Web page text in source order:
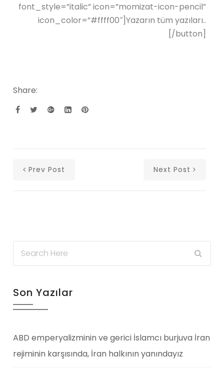
font_style=”italic” icon=”momizat-icon-pencil”
icon_color=”#ffff00″]Yazarın tüm yazıları..
[/button]
Share:
Prev Post Next Post
Son Yazılar
ABD emperyalizminin ve gerici İslamcı burjuva İran
rejiminin karşısında, İran halkının yanındayız